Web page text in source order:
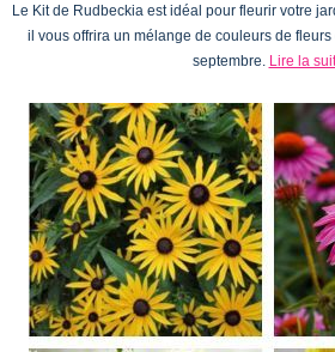
Le Kit de Rudbeckia est idéal pour fleurir votre
il vous offrira un mélange de couleurs de
septembre. Lire la